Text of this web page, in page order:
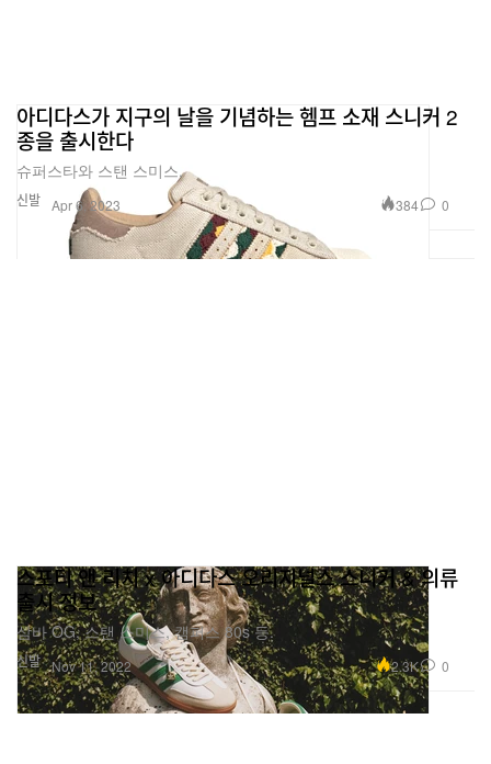
신발
아디다스가 지구의 날을 기념하는 헴프 소재 스니커 2
종을 출시한다
슈퍼스타와 스탠 스미스.
Apr 6, 2023 384 0
신발
스포티 앤 리치 x 아디다스 오리지널스 스니커 & 의류
출시 정보
삼바 OG, 스탠 스미스, 캠퍼스 80s 등.
Nov 11, 2022 2.3K 0